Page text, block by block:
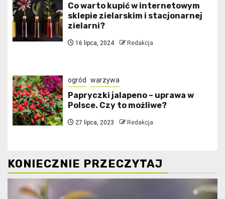
Co warto kupić w internetowym
sklepie zielarskim i stacjonarnej
zielarni?
16 lipca, 2024 Redakcja
ogród warzywa
Papryczki jalapeno – uprawa w
Polsce. Czy to możliwe?
27 lipca, 2023 Redakcja
KONIECZNIE PRZECZYTAJ